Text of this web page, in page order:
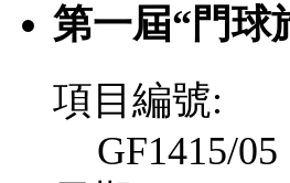
第一屆“門球
項目編號:
GF1415/05